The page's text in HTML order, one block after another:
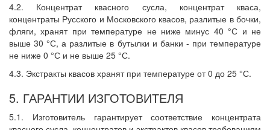
4.2. Концентрат квасного сусла, концентрат кваса,
концентраты Русского и Московского квасов, разлитые в бочки,
фляги, хранят при температуре не ниже минус 40 °С и не
выше 30 °С, а разлитые в бутылки и банки - при температуре
не ниже 0 °С и не выше 25 °С.
4.3. Экстракты квасов хранят при температуре от 0 до 25 °С.
5. ГАРАНТИИ ИЗГОТОВИТЕЛЯ
5.1. Изготовитель гарантирует соответствие концентрата